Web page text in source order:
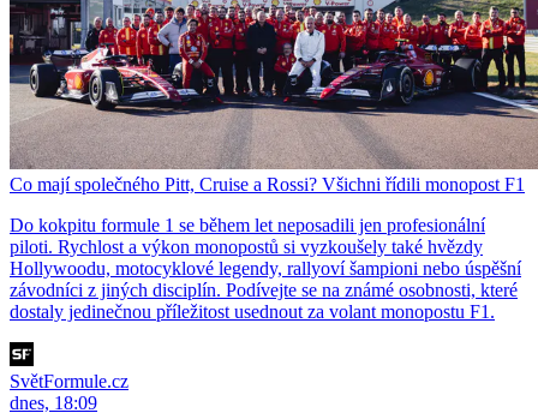
Co mají společného Pitt, Cruise a Rossi? Všichni řídili monopost F1
Do kokpitu formule 1 se během let neposadili jen profesionální
piloti. Rychlost a výkon monopostů si vyzkoušely také hvězdy
Hollywoodu, motocyklové legendy, rallyoví šampioni nebo úspěšní
závodníci z jiných disciplín. Podívejte se na známé osobnosti, které
dostaly jedinečnou příležitost usednout za volant monopostu F1.
SvětFormule.cz
dnes, 18:09